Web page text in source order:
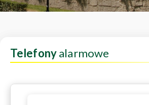
Telefonyalarmowe